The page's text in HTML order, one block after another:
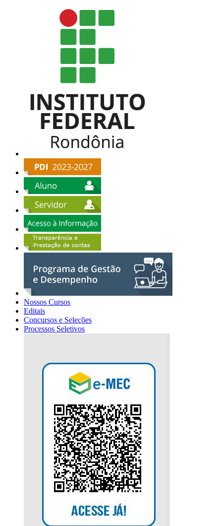
Nossos Cursos
Editais
Concursos e Seleções
Processos Seletivos